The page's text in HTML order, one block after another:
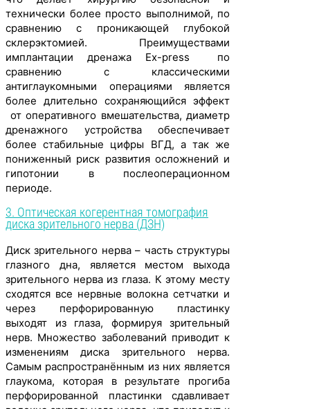
технически более просто выполнимой, по
сравнению с проникающей глубокой
склерэктомией. Преимуществами
имплантации дренажа Ex-press по
сравнению с классическими
антиглаукомными операциями является
более длительно сохраняющийся эффект
от оперативного вмешательства, диаметр
дренажного устройства обеспечивает
более стабильные цифры ВГД, а так же
пониженный риск развития осложнений и
гипотонии в послеоперационном
периоде.
3. Оптическая когерентная томография
диска зрительного нерва (ДЗН)
Диск зрительного нерва – часть структуры
глазного дна, является местом выхода
зрительного нерва из глаза. К этому месту
сходятся все нервные волокна сетчатки и
через перфорированную пластинку
выходят из глаза, формируя зрительный
нерв. Множество заболеваний приводит к
изменениям диска зрительного нерва.
Самым распространённым из них является
глаукома, которая в результате прогиба
перфорированной пластинки сдавливает